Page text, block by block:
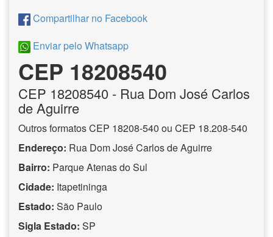
Compartilhar no Facebook
Enviar pelo Whatsapp
CEP 18208540
CEP 18208540 - Rua Dom José Carlos
de Aguirre
Outros formatos CEP 18208-540 ou CEP 18.208-540
Endereço: Rua Dom José Carlos de Aguirre
Bairro: Parque Atenas do Sul
Cidade: Itapetininga
Estado: São Paulo
Sigla Estado: SP